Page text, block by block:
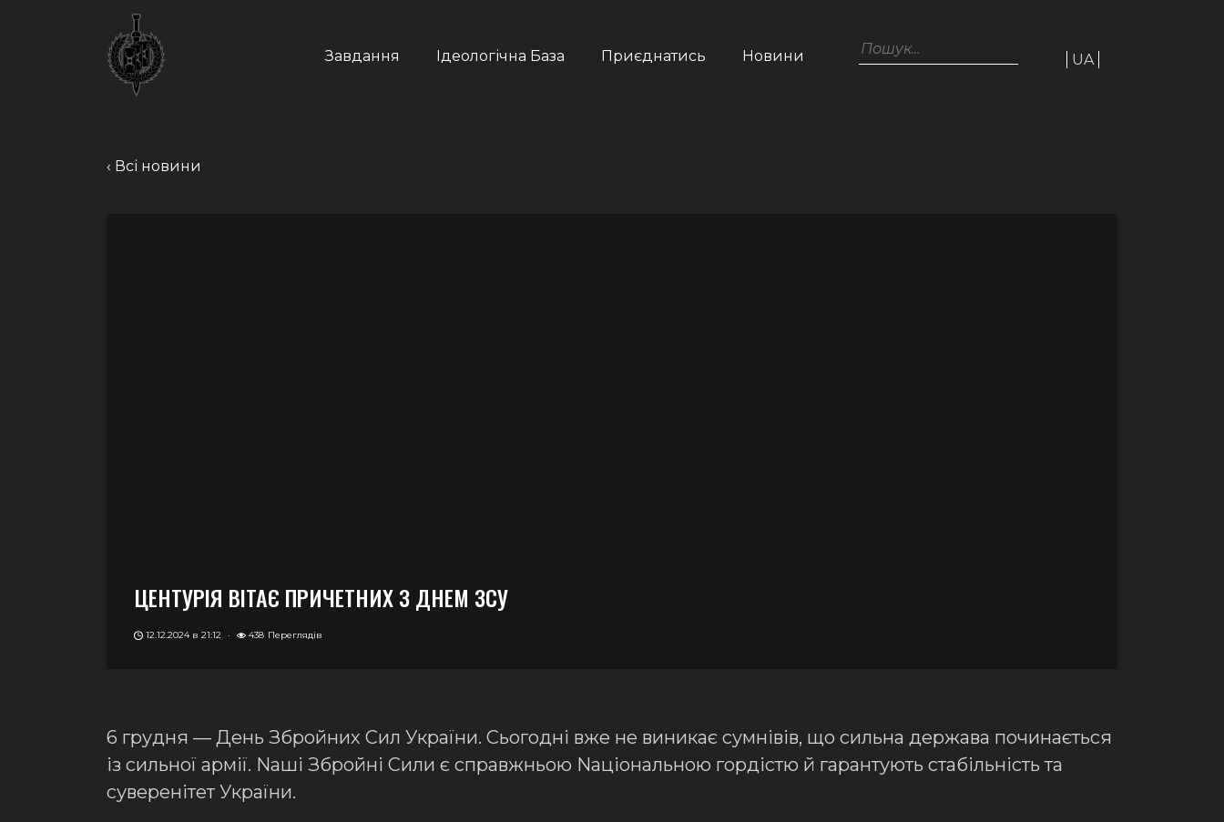
Завдання Ідеологічна База Приєднатись Новини
Пошук...
UA
‹ Всі новини
ЦЕНТУРІЯ ВІТАЄ ПРИЧЕТНИХ З ДНЕМ ЗСУ
12.12.2024 в 21:12 · 438 Переглядів
6 грудня — День Збройних Сил України. Сьогодні вже не виникає сумнівів, що сильна держава починається
із сильної армії. Nаші Збройні Сили є справжньою Nаціональною гордістю й гарантують стабільність та
суверенітет України.